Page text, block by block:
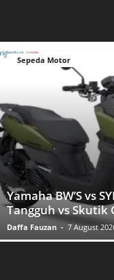
Sepeda Motor
Yamaha BW’S vs
Tangguh vs Skutik
Daffa Fauzan - 7 August